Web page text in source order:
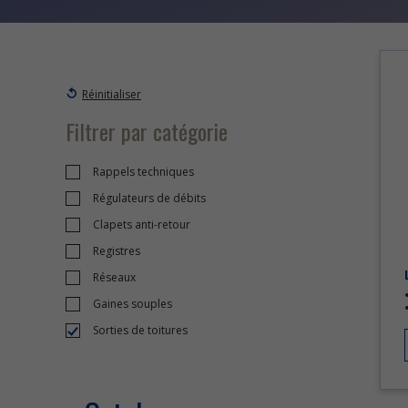
Réinitialiser
Filtrer par catégorie
Rappels techniques
Régulateurs de débits
Clapets anti-retour
Registres
Réseaux
Gaines souples
Sorties de toitures